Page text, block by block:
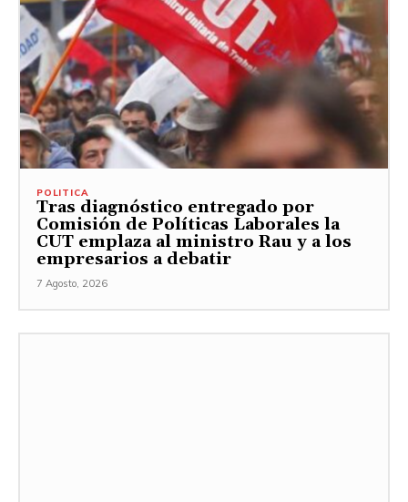
POLITICA
Tras diagnóstico entregado por
Comisión de Políticas Laborales la
CUT emplaza al ministro Rau y a los
empresarios a debatir
7 Agosto, 2026